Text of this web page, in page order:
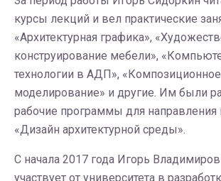
курсы лекций и вел практические
«Архитектурная графика»,
конструирование мебели»,
технологии в АДП», «Композиционное
моделирование» и другие. Им были
рабочие программы для направления
«Дизайн архитектурной среды».
С начала 2017 года Игорь
участвует от университета в